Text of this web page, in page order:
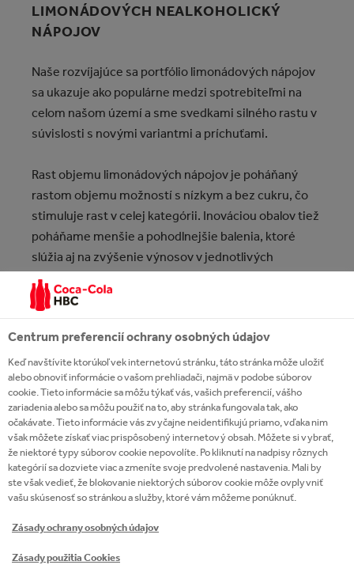
LIMONÁDOVÝCH NEALKOHOLICKÝ
NÁPOJOV
Naše rozvíjajúce sa portfólio limonádových nápojov
sa ukazuje ako populárne medzi spotrebiteľmi na
celom našom území a sme svedkami silného rastu v
súvislosti s novými variantmi a príchuťami.
Rast objemu limonádových nápojov je poháňaný
rastom objemu možností s nízkym a bez cukru, čo
stimuluje rast v celej kategórii. Inováciou obalov tiež
poháňame menšie a pohodlnejšie balenia, ktoré
slúžia aj na zvýšenie výnosov v jednotlivých
prípadoch.
ZNAČKY LIMONÁDOVÝCH
NÁPOJOV
Centrum preferencií ochrany osobných údajov
Keď navštívite ktorúkoľvek internetovú stránku, táto stránka môže uložiť
alebo obnoviť informácie o vašom prehliadači, najmä v podobe súborov
cookie. Tieto informácie sa môžu týkať vás, vašich preferencií, vášho
zariadenia alebo sa môžu použiť na to, aby stránka fungovala tak, ako
očakávate. Tieto informácie vás zvyčajne neidentifikujú priamo, vďaka nim
však môžete získať viac prispôsobený internetový obsah. Môžete si vybrať,
že niektoré typy súborov cookie nepovolíte. Po kliknutí na nadpisy rôznych
kategórií sa dozviete viac a zmeníte svoje predvolené nastavenia. Mali by
ste však vedieť, že blokovanie niektorých súborov cookie môže ovplyvniť
vašu skúsenosť so stránkou a služby, ktoré vám môžeme ponúknuť.
Zásady ochrany osobných údajov
Zásady použitia Cookies